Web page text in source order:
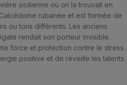
sicilienne où on la trouvait en
rubanée et est formée de
ou tons différents. Les anciens
rendait son porteur invisible.
force et protection contre le stress.
positive et de réveille les talents.